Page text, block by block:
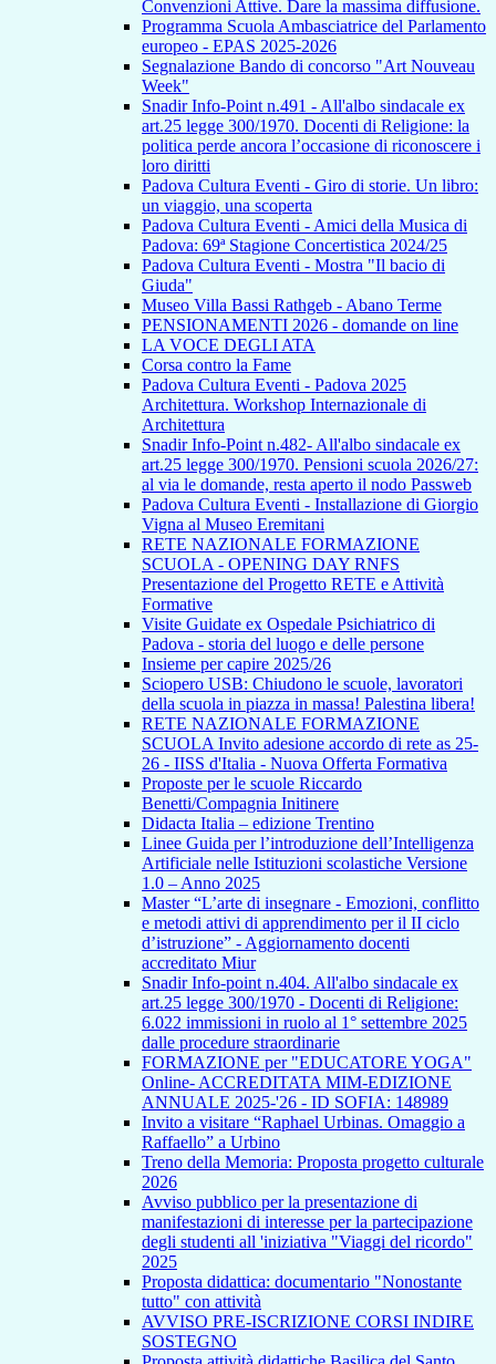
Convenzioni Attive. Dare la massima diffusione.
Programma Scuola Ambasciatrice del Parlamento
europeo - EPAS 2025-2026
Segnalazione Bando di concorso "Art Nouveau
Week"
Snadir Info-Point n.491 - All'albo sindacale ex
art.25 legge 300/1970. Docenti di Religione: la
politica perde ancora l’occasione di riconoscere i
loro diritti
Padova Cultura Eventi - Giro di storie. Un libro:
un viaggio, una scoperta
Padova Cultura Eventi - Amici della Musica di
Padova: 69ª Stagione Concertistica 2024/25
Padova Cultura Eventi - Mostra "Il bacio di
Giuda"
Museo Villa Bassi Rathgeb - Abano Terme
PENSIONAMENTI 2026 - domande on line
LA VOCE DEGLI ATA
Corsa contro la Fame
Padova Cultura Eventi - Padova 2025
Architettura. Workshop Internazionale di
Architettura
Snadir Info-Point n.482- All'albo sindacale ex
art.25 legge 300/1970. Pensioni scuola 2026/27:
al via le domande, resta aperto il nodo Passweb
Padova Cultura Eventi - Installazione di Giorgio
Vigna al Museo Eremitani
RETE NAZIONALE FORMAZIONE
SCUOLA - OPENING DAY RNFS
Presentazione del Progetto RETE e Attività
Formative
Visite Guidate ex Ospedale Psichiatrico di
Padova - storia del luogo e delle persone
Insieme per capire 2025/26
Sciopero USB: Chiudono le scuole, lavoratori
della scuola in piazza in massa! Palestina libera!
RETE NAZIONALE FORMAZIONE
SCUOLA Invito adesione accordo di rete as 25-
26 - IISS d'Italia - Nuova Offerta Formativa
Proposte per le scuole Riccardo
Benetti/Compagnia Initinere
Didacta Italia – edizione Trentino
Linee Guida per l’introduzione dell’Intelligenza
Artificiale nelle Istituzioni scolastiche Versione
1.0 – Anno 2025
Master “L’arte di insegnare - Emozioni, conflitto
e metodi attivi di apprendimento per il II ciclo
d’istruzione” - Aggiornamento docenti
accreditato Miur
Snadir Info-point n.404. All'albo sindacale ex
art.25 legge 300/1970 - Docenti di Religione:
6.022 immissioni in ruolo al 1° settembre 2025
dalle procedure straordinarie
FORMAZIONE per "EDUCATORE YOGA"
Online- ACCREDITATA MIM-EDIZIONE
ANNUALE 2025-'26 - ID SOFIA: 148989
Invito a visitare “Raphael Urbinas. Omaggio a
Raffaello” a Urbino
Treno della Memoria: Proposta progetto culturale
2026
Avviso pubblico per la presentazione di
manifestazioni di interesse per la partecipazione
degli studenti all 'iniziativa "Viaggi del ricordo"
2025
Proposta didattica: documentario "Nonostante
tutto" con attività
AVVISO PRE-ISCRIZIONE CORSI INDIRE
SOSTEGNO